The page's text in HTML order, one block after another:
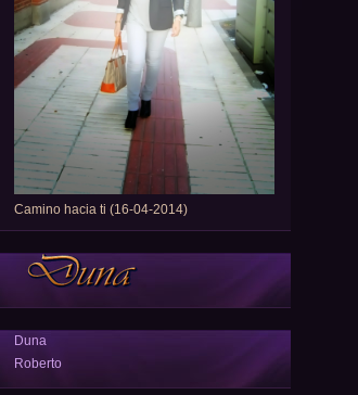
Camino hacia ti (16-04-2014)
Duna
Roberto